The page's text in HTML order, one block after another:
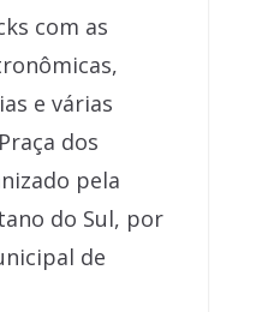
com as
e várias
dos
pela
do Sul, por
de